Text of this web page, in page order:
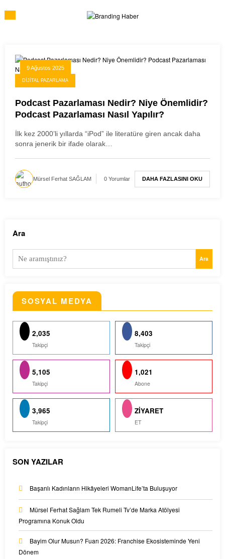
9 Ağustos 2025
DIJITAL PAZARLAMA
Podcast Pazarlaması Nedir? Niye Önemlidir?
Podcast Pazarlaması Nasıl Yapılır?
İlk kez 2000’li yıllarda “iPod” ile literatüre giren ancak daha
sonra jenerik bir ifade olarak…
Mürsel Ferhat SAĞLAM 0 Yorumlar DAHA FAZLASINI OKU
Ara
Ara
SOSYAL MEDYA
2,035
Takipçi
8,403
Takipçi
5,105
Takipçi
1,021
Abone
3,965
Takipçi
ZİYARET
ET
SON YAZILAR
Başarılı Kadınların Hikâyeleri WomanLife’ta Buluşuyor
Mürsel Ferhat Sağlam Tek Rumeli Tv’de Marka Atölyesi
Programına Konuk Oldu
Bayim Olur Musun? Fuarı 2026: Franchise Ekosisteminde Yeni
Dönem